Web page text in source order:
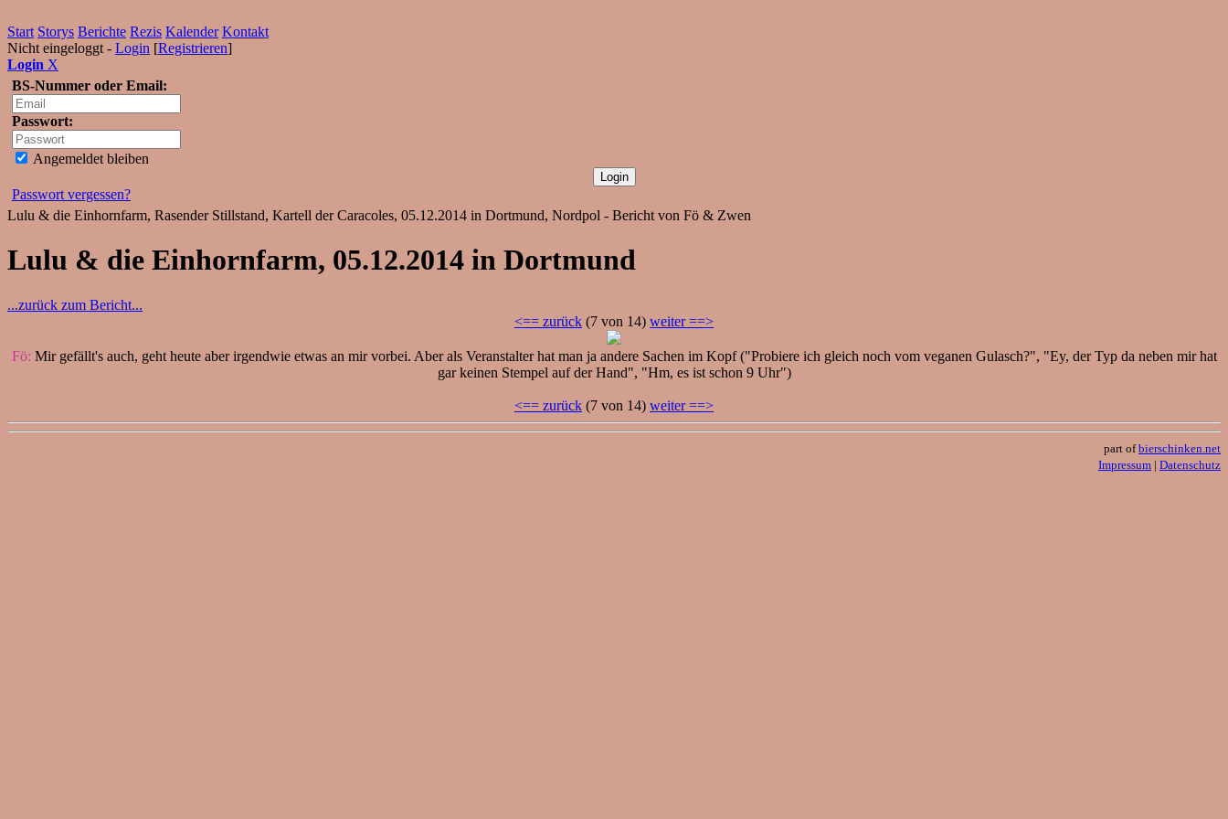
Start Storys Berichte Rezis Kalender Kontakt
Nicht eingeloggt - Login [Registrieren]
Login X
BS-Nummer oder Email:
Passwort:
Angemeldet bleiben
Passwort vergessen?
Lulu & die Einhornfarm, Rasender Stillstand, Kartell der Caracoles, 05.12.2014 in Dortmund, Nordpol - Bericht von Fö & Zwen
Lulu & die Einhornfarm, 05.12.2014 in Dortmund
...zurück zum Bericht...
<== zurück (7 von 14) weiter ==>
Fö: Mir gefällt's auch, geht heute aber irgendwie etwas an mir vorbei. Aber als Veranstalter hat man ja andere Sachen im Kopf ("Probiere ich gleich noch vom veganen Gulasch?", "Ey, der Typ da neben mir hat
gar keinen Stempel auf der Hand", "Hm, es ist schon 9 Uhr")
<== zurück (7 von 14) weiter ==>
part ofbierschinken.net
Impressum | Datenschutz